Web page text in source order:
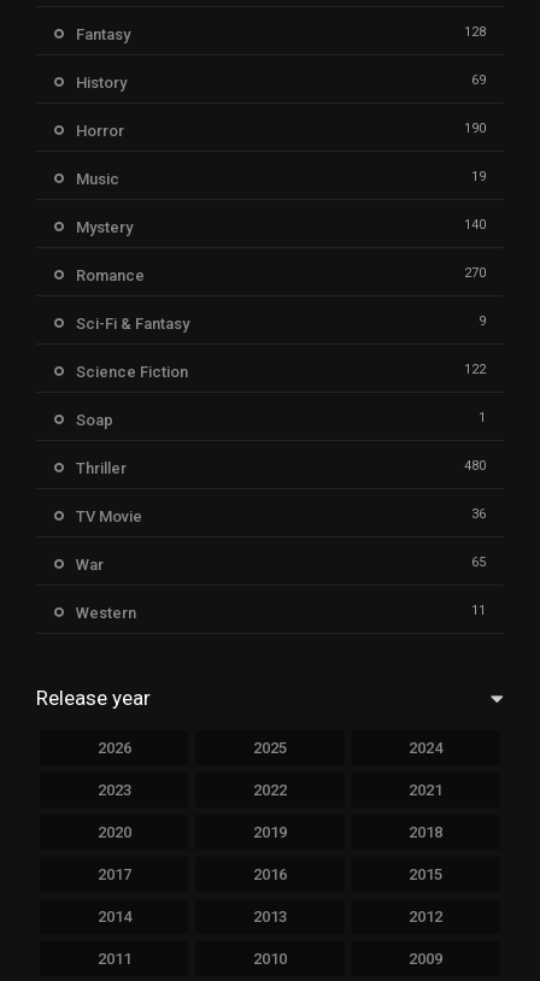
Fantasy 128
History 69
Horror 190
Music 19
Mystery 140
Romance 270
Sci-Fi & Fantasy 9
Science Fiction 122
Soap 1
Thriller 480
TV Movie 36
War 65
Western 11
Release year
2026 2025 2024
2023 2022 2021
2020 2019 2018
2017 2016 2015
2014 2013 2012
2011 2010 2009